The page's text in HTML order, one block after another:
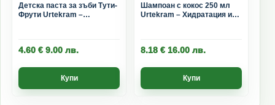
Детска паста за зъби Тути-
Фрути Urtekram –
4.60 € 9.00 лв.
Купи
Шампоан с кокос 250 мл
Urtekram – Хидратация и
8.18 € 16.00 лв.
Купи